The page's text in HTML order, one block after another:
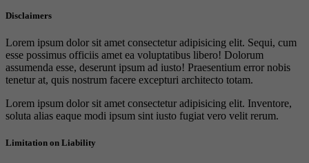
Disclaimers
Lorem ipsum dolor sit amet consectetur adipisicing elit. Sequi, cum
esse possimus officiis amet ea voluptatibus libero! Dolorum
assumenda esse, deserunt ipsum ad iusto! Praesentium error nobis
tenetur at, quis nostrum facere excepturi architecto totam.
Lorem ipsum dolor sit amet consectetur adipisicing elit. Inventore,
soluta alias eaque modi ipsum sint iusto fugiat vero velit rerum.
Limitation on Liability